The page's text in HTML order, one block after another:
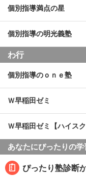
個別指導満点の星
個別指導の明光義塾
わ行
個別指導のｏｎｅ塾
Ｗ早稲田ゼミ
Ｗ早稲田ゼミ【ハイスク
あなたにぴったりの
ぴったり塾診断